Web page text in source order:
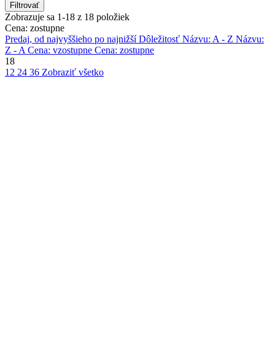
Filtrovať
Zobrazuje sa 1-18 z 18 položiek
Cena: zostupne
Predaj, od najvyššieho po najnižšíDôležitosť Názvu: A - Z Názvu:
Z - ACena: vzostupne Cena: zostupne
18
12 24 36 Zobraziť všetko